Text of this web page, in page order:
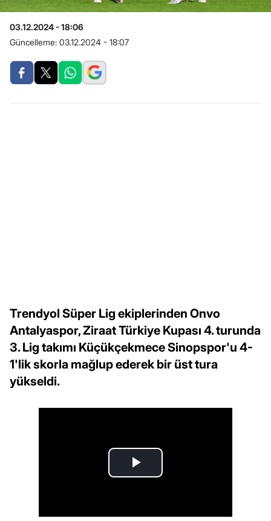
03.12.2024 - 18:06
Güncelleme: 03.12.2024 - 18:07
Trendyol Süper Lig ekiplerinden Onvo
Antalyaspor, Ziraat Türkiye Kupası 4. turunda
3. Lig takımı Küçükçekmece Sinopspor'u 4-
1'lik skorla mağlup ederek bir üst tura
yükseldi.